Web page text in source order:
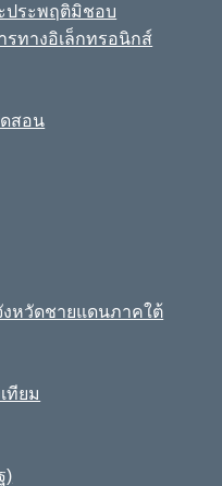
ประพฤติมิชอบ
รทางอิเล็กทรอนิกส์
สอน
หวัดชายแดนภาคใต้
ทียม
)